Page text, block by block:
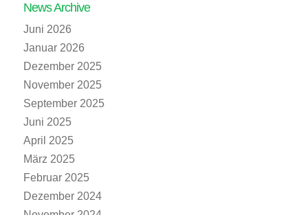
News Archive
Juni 2026
Januar 2026
Dezember 2025
November 2025
September 2025
Juni 2025
April 2025
März 2025
Februar 2025
Dezember 2024